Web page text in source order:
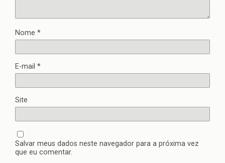
Nome *
E-mail *
Site
Salvar meus dados neste navegador para a próxima vez
que eu comentar.